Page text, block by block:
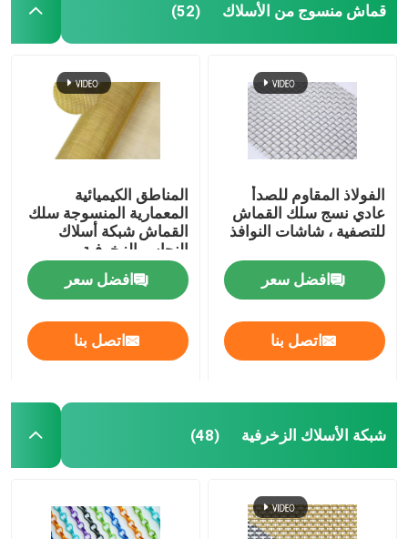
قماش منسوج من الأسلاك (52)
الفولاذ المقاوم للصدأ
عادي نسج سلك القماش
للتصفية ، شاشات النوافذ
افضل سعر
اتصل بنا
المناطق الكيميائية
المعمارية المنسوجة سلك
القماش شبكة أسلاك
النحاس الزخرفية
افضل سعر
اتصل بنا
شبكة الأسلاك الزخرفية (48)